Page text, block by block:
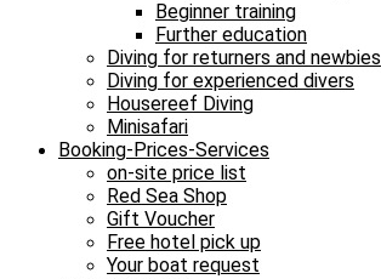
Beginner training
Further education
Diving for returners and newbies
Diving for experienced divers
Housereef Diving
Minisafari
Booking-Prices-Services
on-site price list
Red Sea Shop
Gift Voucher
Free hotel pick up
Your boat request